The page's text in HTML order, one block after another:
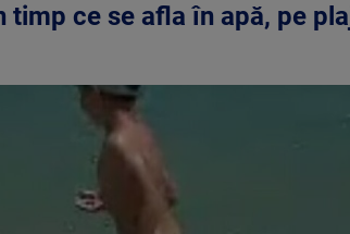
ce se afla în apă, pe